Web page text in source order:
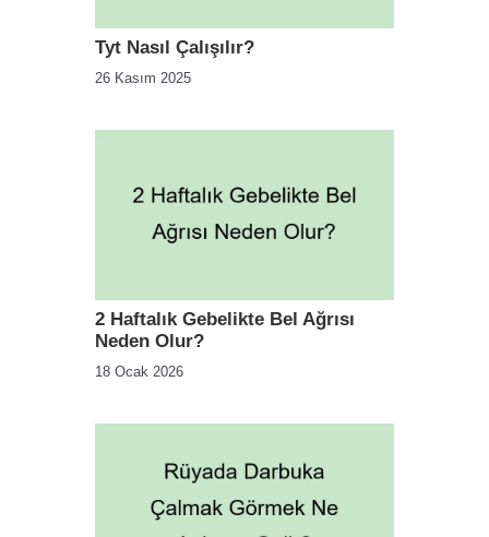
Tyt Nasıl Çalışılır?
26 Kasım 2025
2 Haftalık Gebelikte Bel Ağrısı
Neden Olur?
18 Ocak 2026